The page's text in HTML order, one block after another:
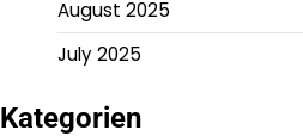
August 2025
July 2025
Kategorien